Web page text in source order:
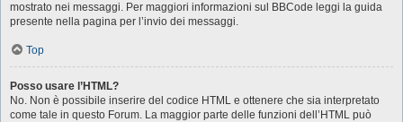
mostrato nei messaggi. Per maggiori informazioni sul BBCode leggi la guida
presente nella pagina per l’invio dei messaggi.
Top
Posso usare l’HTML?
No. Non è possibile inserire del codice HTML e ottenere che sia interpretato
come tale in questo Forum. La maggior parte delle funzioni dell’HTML può